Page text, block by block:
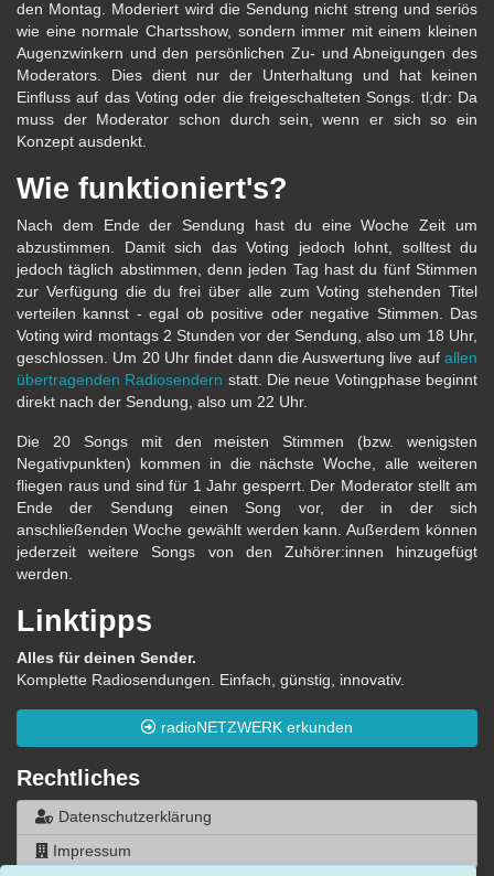
den Montag. Moderiert wird die Sendung nicht streng und seriös
wie eine normale Chartsshow, sondern immer mit einem kleinen
Augenzwinkern und den persönlichen Zu- und Abneigungen des
Moderators. Dies dient nur der Unterhaltung und hat keinen
Einfluss auf das Voting oder die freigeschalteten Songs. tl;dr: Da
muss der Moderator schon durch sein, wenn er sich so ein
Konzept ausdenkt.
Wie funktioniert's?
Nach dem Ende der Sendung hast du eine Woche Zeit um
abzustimmen. Damit sich das Voting jedoch lohnt, solltest du
jedoch täglich abstimmen, denn jeden Tag hast du fünf Stimmen
zur Verfügung die du frei über alle zum Voting stehenden Titel
verteilen kannst - egal ob positive oder negative Stimmen. Das
Voting wird montags 2 Stunden vor der Sendung, also um 18 Uhr,
geschlossen. Um 20 Uhr findet dann die Auswertung live auf allen
übertragenden Radiosendern statt. Die neue Votingphase beginnt
direkt nach der Sendung, also um 22 Uhr.
Die 20 Songs mit den meisten Stimmen (bzw. wenigsten
Negativpunkten) kommen in die nächste Woche, alle weiteren
fliegen raus und sind für 1 Jahr gesperrt. Der Moderator stellt am
Ende der Sendung einen Song vor, der in der sich
anschließenden Woche gewählt werden kann. Außerdem können
jederzeit weitere Songs von den Zuhörer:innen hinzugefügt
werden.
Linktipps
Alles für deinen Sender.
Komplette Radiosendungen. Einfach, günstig, innovativ.
radioNETZWERK erkunden
Rechtliches
Datenschutzerklärung
Impressum